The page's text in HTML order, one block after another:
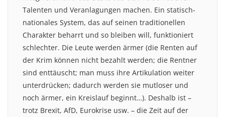
Talenten und Veranlagungen machen. Ein statisch-
nationales System, das auf seinen traditionellen
Charakter beharrt und so bleiben will, funktioniert
schlechter. Die Leute werden ärmer (die Renten auf
der Krim können nicht bezahlt werden; die Rentner
sind enttäuscht; man muss ihre Artikulation weiter
unterdrücken; dadurch werden sie mutloser und
noch ärmer, ein Kreislauf beginnt…). Deshalb ist –
trotz Brexit, AfD, Eurokrise usw. – die Zeit auf der